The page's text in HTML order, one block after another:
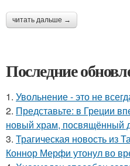
читать дальше →
Последние
1. Увольнение - это не
2. Представьте: в Греции
новый храм, посвящённый
3. Трагическая новость из
Коннор Мерфи утонул во